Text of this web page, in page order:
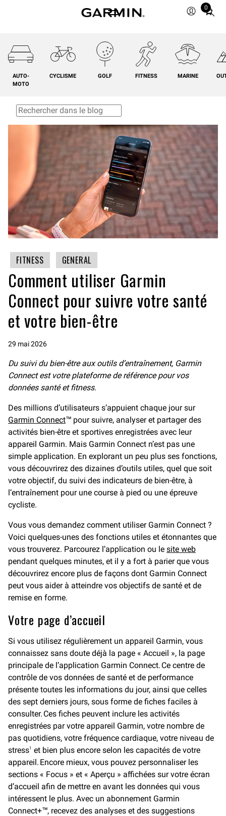
0
Total
AUTO-
MOTO
CYCLISME GOLF FITNESS MARINE
FITNESS GENERAL
Comment utiliser Garmin
Connect pour suivre votre santé
et votre bien-être
29 mai 2026
Du suivi du bien-être aux outils d’entraînement, Garmin
Connect est votre plateforme de référence pour vos
données santé et fitness.
Des millions d’utilisateurs s’appuient chaque jour sur
Garmin Connect™ pour suivre, analyser et partager des
activités bien-être et sportives enregistrées avec leur
appareil Garmin. Mais Garmin Connect n’est pas une
simple application. En explorant un peu plus ses fonctions,
vous découvrirez des dizaines d’outils utiles, quel que soit
votre objectif, du suivi des indicateurs de bien-être, à
l’entraînement pour une course à pied ou une épreuve
cycliste.
Vous vous demandez comment utiliser Garmin Connect ?
Voici quelques-unes des fonctions utiles et étonnantes que
vous trouverez. Parcourez l’application ou le site web
pendant quelques minutes, et il y a fort à parier que vous
découvrirez encore plus de façons dont Garmin Connect
peut vous aider à atteindre vos objectifs de santé et de
remise en forme.
Votre page d’accueil
Si vous utilisez régulièrement un appareil Garmin, vous
connaissez sans doute déjà la page « Accueil », la page
principale de l’application Garmin Connect. Ce centre de
contrôle de vos données de santé et de performance
présente toutes les informations du jour, ainsi que celles
des sept derniers jours, sous forme de fiches faciles à
consulter. Ces fiches peuvent inclure les activités
enregistrées par votre appareil Garmin, votre nombre de
pas quotidiens, votre fréquence cardiaque, votre niveau de
stress1 et bien plus encore selon les capacités de votre
appareil. Encore mieux, vous pouvez personnaliser les
sections « Focus » et « Aperçu » affichées sur votre écran
d’accueil afin de mettre en avant les données qui vous
intéressent le plus. Avec un abonnement Garmin
Connect+™, recevez des analyses et des suggestions